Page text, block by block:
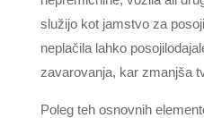
služijo kot jamstvo za
neplačila lahko
zavarovanja, kar zmanjša
Poleg teh osnovnih